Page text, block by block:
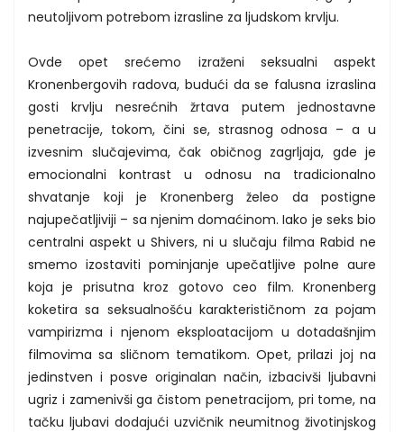
neutoljivom potrebom izrasline za ljudskom krvlju.
Ovde opet srećemo izraženi seksualni aspekt
Kronenbergovih radova, budući da se falusna izraslina
gosti krvlju nesrećnih žrtava putem jednostavne
penetracije, tokom, čini se, strasnog odnosa – a u
izvesnim slučajevima, čak običnog zagrljaja, gde je
emocionalni kontrast u odnosu na tradicionalno
shvatanje koji je Kronenberg želeo da postigne
najupečatljiviji – sa njenim domaćinom. Iako je seks bio
centralni aspekt u Shivers, ni u slučaju filma Rabid ne
smemo izostaviti pominjanje upečatljive polne aure
koja je prisutna kroz gotovo ceo film. Kronenberg
koketira sa seksualnošću karakterističnom za pojam
vampirizma i njenom eksploatacijom u dotadašnjim
filmovima sa sličnom tematikom. Opet, prilazi joj na
jedinstven i posve originalan način, izbacivši ljubavni
ugriz i zamenivši ga čistom penetracijom, pri tome, na
tačku ljubavi dodajući uzvičnik neumitnog životinjskog